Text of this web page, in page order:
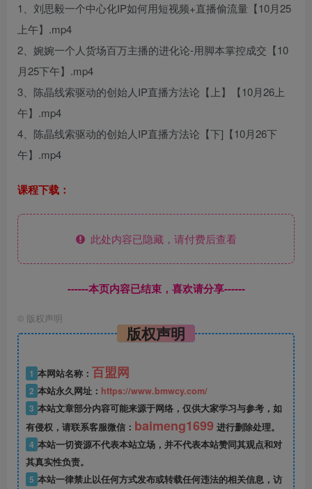
1、刘思毅一个中心化IP如何用短视频+直播偷流量【10月25
上午】.mp4
2、婉婉一个人货场百万主播的进化论-用脚本掌控成交【10
月25下午】.mp4
3、陈晶线索驱动的创始人IP直播方法论【上】【10月26上
午】.mp4
4、陈晶线索驱动的创始人IP直播方法论【下]【10月26下
午】.mp4
课程下载：
此处内容已隐藏，请付费后查看
------本页内容已结束，喜欢请分享------
© 版权声明
版权声明
1 本网站名称： 百盟网
2 本站永久网址： https://www.bmwcy.com/
3 本站文章部分内容可能来源于网络，仅供大家学习与参考，如
有侵权，请联系客服微信： baimeng1699 进行删除处理。
4 本站一切资源不代表本站立场，并不代表本站赞同其观点和对
其真实性负责。
5 本站一律禁止以任何方式发布或转载任何违法的相关信息，访